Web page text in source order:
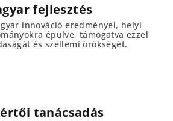
fejlesztés
innováció eredményei, helyi
épülve, támogatva ezzel
és szellemi örökségét.
tanácsadás